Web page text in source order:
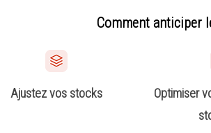
Comment anticiper
Ajustez vos stocks
Optimiser